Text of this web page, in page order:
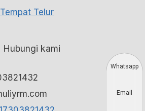
Telur
Hubungi kami
Whatsapp
Email